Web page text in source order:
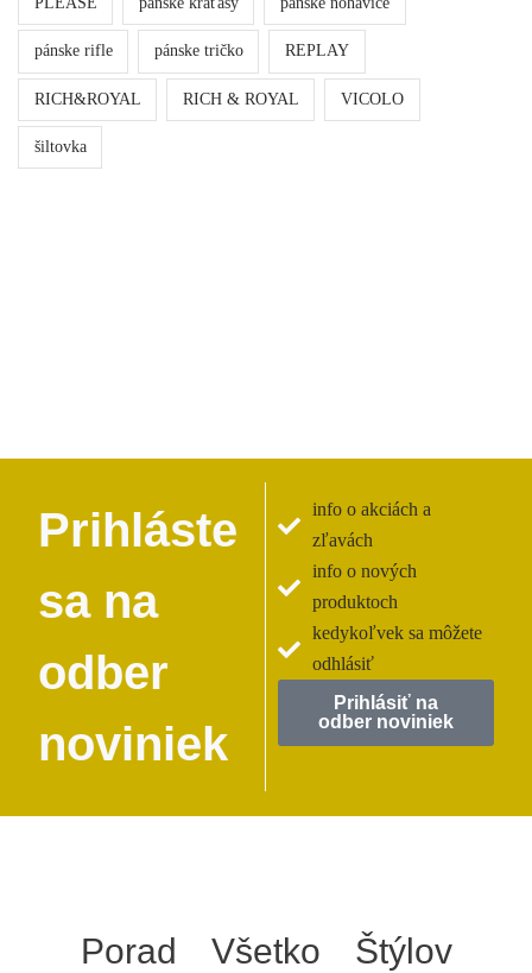
pánske rifle pánske tričko REPLAY
RICH&ROYAL RICH & ROYAL VICOLO
šiltovka
Prihláste
sa na
odber
noviniek
info o akciách a
zľavách
info o nových
produktoch
kedykoľvek sa môžete
odhlásiť
Prihlásiť na
odber noviniek
Porad
Všetko
Štýlov